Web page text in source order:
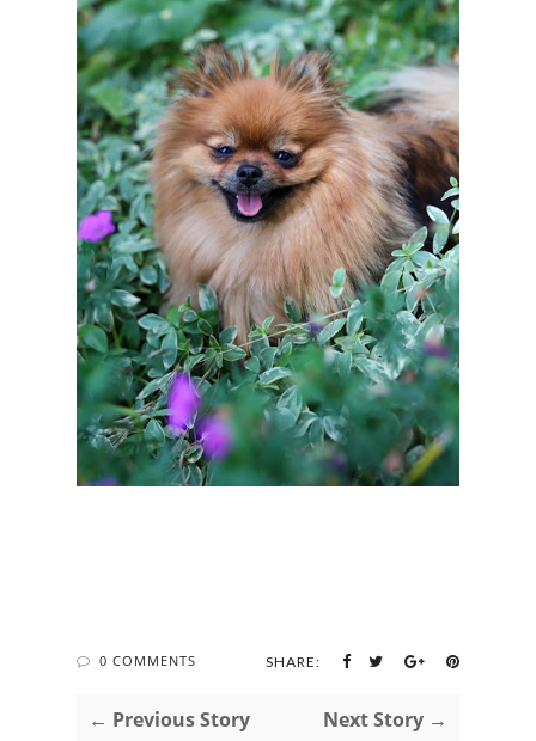
0 COMMENTS SHARE:
← Previous Story Next Story →